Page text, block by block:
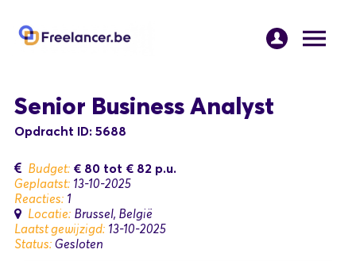
Senior Business Analyst
Opdracht ID: 5688
Budget: € 80 tot € 82 p.u.
Geplaatst: 13-10-2025
Reacties: 1
Locatie: Brussel, België
Laatst gewijzigd: 13-10-2025
Status: Gesloten